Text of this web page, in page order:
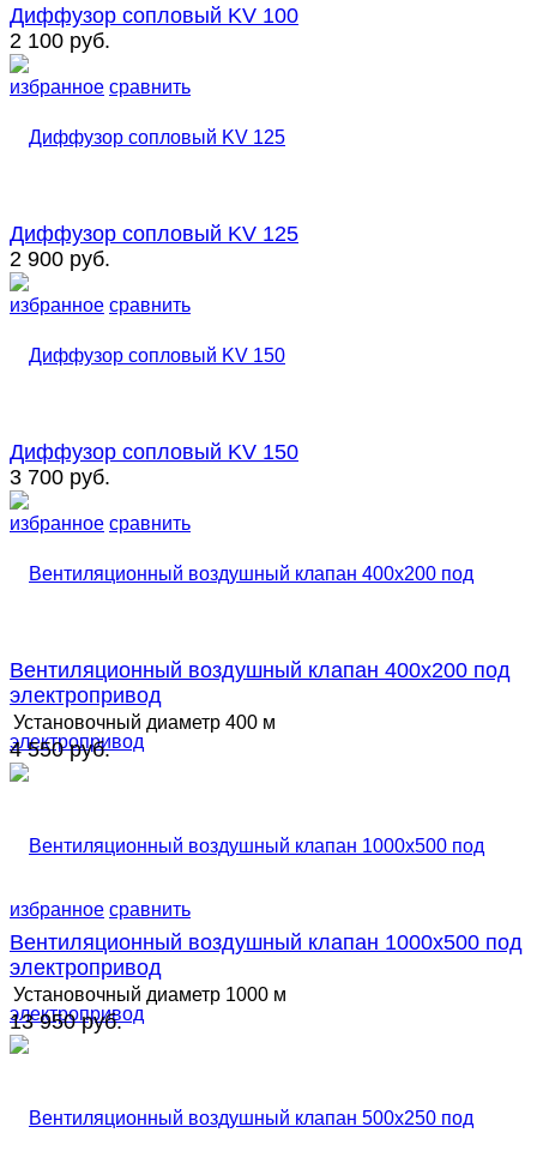
избранное сравнить
Диффузор сопловый KV 100
2 100 руб.
избранное сравнить
Диффузор сопловый KV 125
2 900 руб.
избранное сравнить
Диффузор сопловый KV 150
3 700 руб.
избранное сравнить
Вентиляционный воздушный клапан 400х200 под
электропривод
Установочный диаметр 400 м
4 550 руб.
Вентиляционный воздушный клапан 1000х500 под
электропривод
Установочный диаметр 1000 м
13 950 руб.